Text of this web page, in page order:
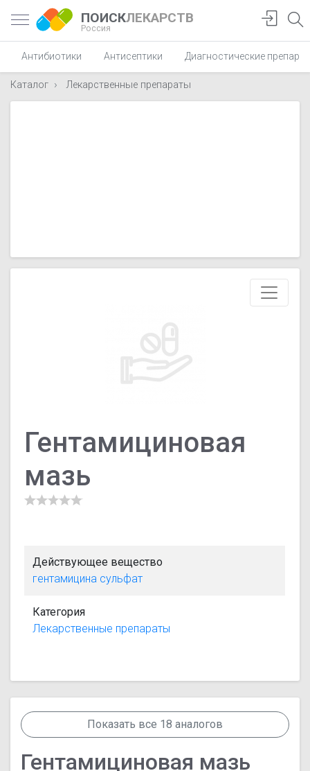
ПОИСКЛЕКАРСТВ
Россия
Антибиотики Антисептики Диагностические
Каталог Лекарственные препараты
Гентамициновая
мазь
Действующее вещество
гентамицина сульфат
Категория
Лекарственные препараты
Показать все 18 аналогов
Гентамициновая мазь